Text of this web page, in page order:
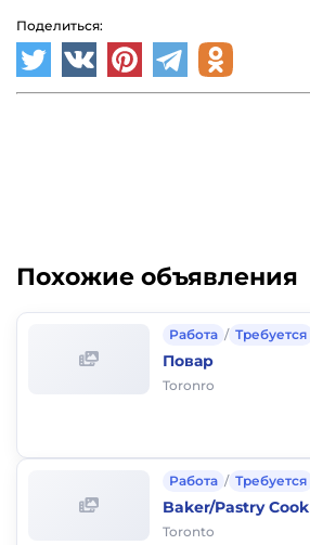
Поделиться:
Похожие объявления
Работа / Требуется
Повар
Toronro
Работа / Требуется
Baker/Pastry Cook
Toronto